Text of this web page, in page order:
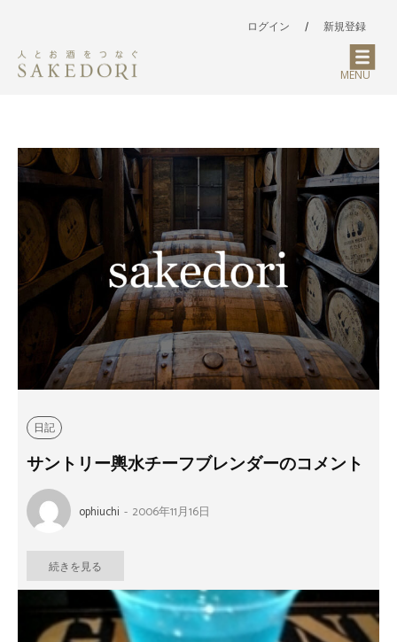
ログイン / 新規登録
MENU
日記
サントリー輿水チーフブレンダーのコメント
ophiuchi - 2006年11月16日
続きを見る